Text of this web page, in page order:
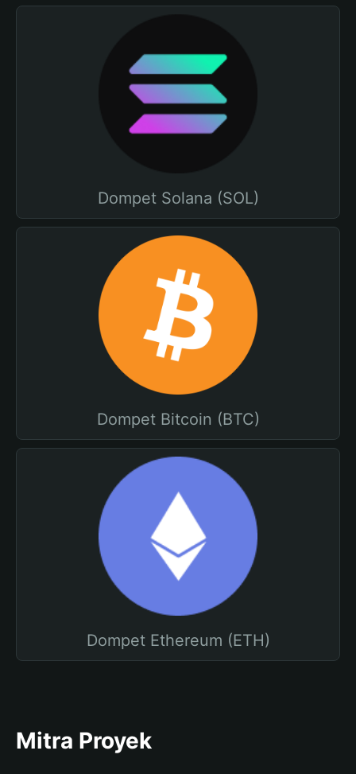
Dompet Solana (SOL)
Dompet Bitcoin (BTC)
Dompet Ethereum (ETH)
Mitra Proyek